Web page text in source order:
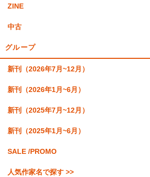
ZINE
中古
グループ
新刊（2026年7月~12月）
新刊（2026年1月~6月）
新刊（2025年7月~12月）
新刊（2025年1月~6月）
SALE /PROMO
人気作家名で探す >>